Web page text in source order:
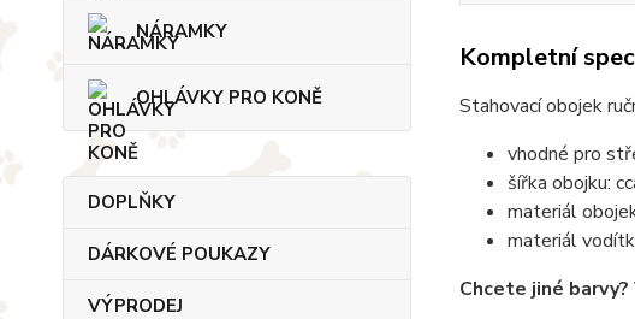
NÁRAMKY
OHLÁVKY PRO KONĚ
DOPLŇKY
DÁRKOVÉ POUKAZY
VÝPRODEJ
Kompletní
Stahovací obojek
vhodné pro
šířka obojku:
materiál
materiál
Chcete jiné barvy?